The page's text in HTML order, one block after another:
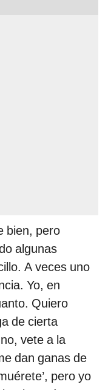
bien, pero
algunas
A veces uno
Yo, en
Quiero
de cierta
vete a la
dan ganas de
pero yo